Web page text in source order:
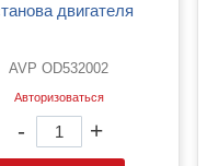
двигателя
AVP OD532002
Авторизоваться
- +